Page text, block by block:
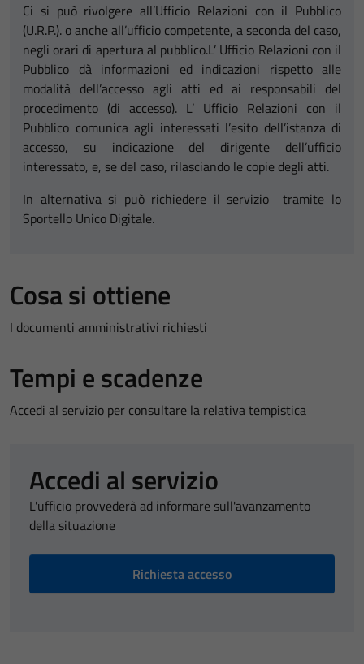
Ci si può rivolgere all’Ufficio Relazioni con il Pubblico
(U.R.P.). o anche all’ufficio competente, a seconda del caso,
negli orari di apertura al pubblico.L’ Ufficio Relazioni con il
Pubblico dà informazioni ed indicazioni rispetto alle
modalità dell’accesso agli atti ed ai responsabili del
procedimento (di accesso). L’ Ufficio Relazioni con il
Pubblico comunica agli interessati l’esito dell’istanza di
accesso, su indicazione del dirigente dell’ufficio
interessato, e, se del caso, rilasciando le copie degli atti.
In alternativa si può richiedere il servizio tramite lo
Sportello Unico Digitale.
Cosa si ottiene
I documenti amministrativi richiesti
Tempi e scadenze
Accedi al servizio per consultare la relativa tempistica
Accedi al servizio
L'ufficio provvederà ad informare sull'avanzamento
della situazione
Richiesta accesso